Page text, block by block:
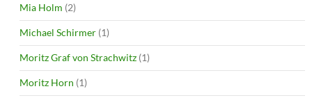
Mia Holm (2)
Michael Schirmer (1)
Moritz Graf von Strachwitz (1)
Moritz Horn (1)